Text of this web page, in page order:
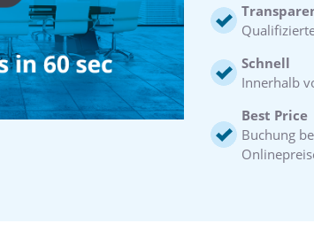
Schnell
Innerhalb
Best Price
Buchung